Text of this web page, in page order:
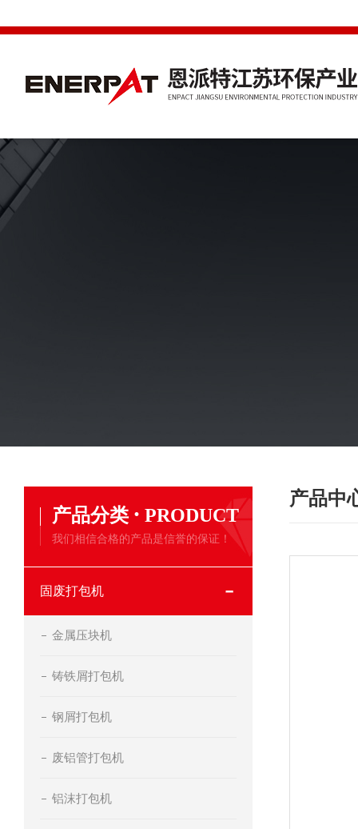
产品分类 · PRODUCT
我们相信合格的产品是信誉的保证！
固废打包机
金属压块机
铸铁屑打包机
钢屑打包机
废铝管打包机
铝沫打包机
产品中